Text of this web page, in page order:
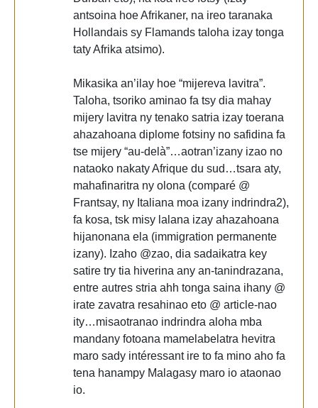
antsoina hoe Afrikaner, na ireo taranaka
Hollandais sy Flamands taloha izay tonga
taty Afrika atsimo).
Mikasika an’ilay hoe “mijereva lavitra”.
Taloha, tsoriko aminao fa tsy dia mahay
mijery lavitra ny tenako satria izay toerana
ahazahoana diplome fotsiny no safidina fa
tse mijery “au-delà”…aotran’izany izao no
nataoko nakaty Afrique du sud…tsara aty,
mahafinaritra ny olona (comparé @
Frantsay, ny Italiana moa izany indrindra2),
fa kosa, tsk misy lalana izay ahazahoana
hijanonana ela (immigration permanente
izany). Izaho @zao, dia sadaikatra key
satire try tia hiverina any an-tanindrazana,
entre autres stria ahh tonga saina ihany @
irate zavatra resahinao eto @ article-nao
ity…misaotranao indrindra aloha mba
mandany fotoana mamelabelatra hevitra
maro sady intéressant ire to fa mino aho fa
tena hanampy Malagasy maro io ataonao
io.